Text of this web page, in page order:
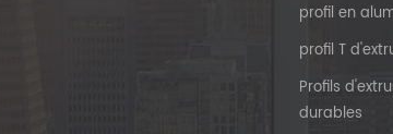
profil en
profil T
Profils
durables